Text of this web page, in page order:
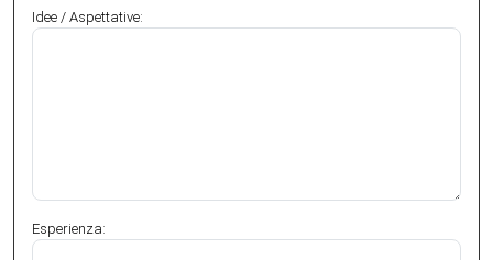
Idee / Aspettative:
Esperienza: